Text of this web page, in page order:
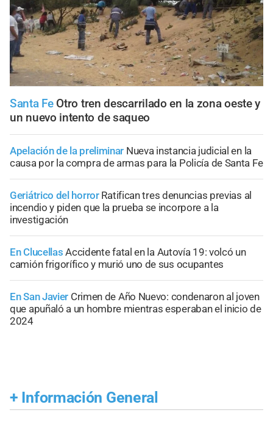
Santa Fe Otro tren descarrilado en la zona oeste y
un nuevo intento de saqueo
Apelación de la preliminar Nueva instancia judicial en la
causa por la compra de armas para la Policía de Santa Fe
Geriátrico del horror Ratifican tres denuncias previas al
incendio y piden que la prueba se incorpore a la
investigación
En Clucellas Accidente fatal en la Autovía 19: volcó un
camión frigorífico y murió uno de sus ocupantes
En San Javier Crimen de Año Nuevo: condenaron al joven
que apuñaló a un hombre mientras esperaban el inicio de
2024
+ Información General